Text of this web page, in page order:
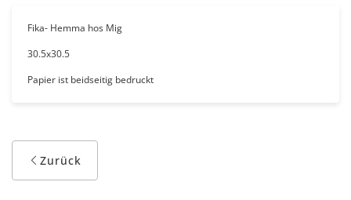
Fika- Hemma hos Mig
30.5x30.5
Papier ist beidseitig bedruckt
Zurück